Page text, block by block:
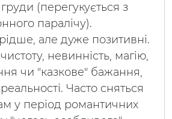
(перегукується з
паралічу).
але дуже позитивні.
невинність, магію,
чи "казкове" бажання,
Часто сняться
у період романтичних